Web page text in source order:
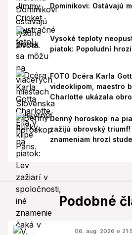
Dominikovi: Ostávajú
Vysoké teploty
piatok: Popoludní
FOTO Dcéra Karla
videoklipom, maestro
Charlotte ukázala
Paríži!
Denný horoskop na
zažijú obrovský triumf!
znameniam hrozí
Podobné
06. aug. 2026 o